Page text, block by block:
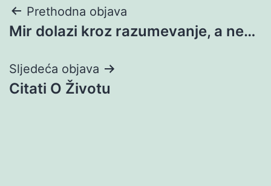
Navigacija
objava
Prethodna objava
Mir dolazi kroz razumevanje, a ne…
Sljedeća objava
Citati O Životu